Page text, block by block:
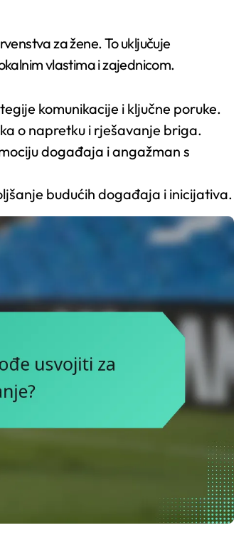
za žene. To uključuje
vlastima i zajednicom.
komunikacije i ključne poruke.
o napretku i rješavanje briga.
događaja i angažman s
budućih događaja i inicijativa.